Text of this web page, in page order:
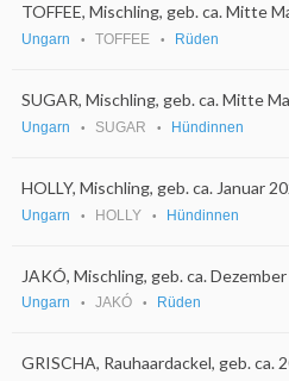
TOFFEE, Mischling, geb. ca. Mitte
Ungarn TOFFEE Rüden
SUGAR, Mischling, geb. ca. Mitte
Ungarn SUGAR Hündinnen
HOLLY, Mischling, geb. ca. Januar
Ungarn HOLLY Hündinnen
JAKÓ, Mischling, geb. ca.
Ungarn JAKÓ Rüden
GRISCHA, Rauhaardackel, geb. ca.